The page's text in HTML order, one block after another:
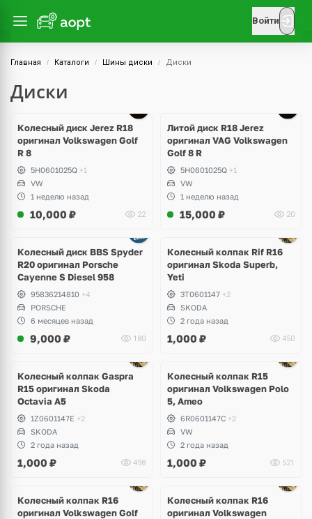
Войти
Главная Каталоги Шины диски Диски
Диски
Колесный диск Jerez R18
оригинал Volkswagen Golf
R 8
5H0601025Q +1
VW
1 неделю назад
10,000 ₽ 22
Литой диск R18 Jerez
оригинал VAG Volkswagen
Golf 8 R
5H0601025Q +1
VW
1 неделю назад
15,000 ₽ 20
Колесный диск BBS Spyder
R20 оригинал Porsche
Cayenne S Diesel 958
95836214810 +4
PORSCHE
6 месяцев назад
9,000 ₽ 180
Колесный колпак Rif R16
оригинал Skoda Superb,
Yeti
3T0601147 +2
SKODA
2 года назад
1,000 ₽ 450
Колесный колпак Gaspra
R15 оригинал Skoda
Octavia A5
1Z0601147E +2
SKODA
2 года назад
1,000 ₽ 498
Колесный колпак R15
оригинал Volkswagen Polo
5, Ameo
6R0601147C +2
VW
2 года назад
1,000 ₽ 521
Колесный колпак R16
оригинал Volkswagen Golf
Колесный колпак R16
оригинал Volkswagen